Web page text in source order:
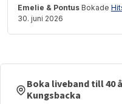
Emelie & Pontus Bokade
30. juni 2026
Boka liveband till 40
Kungsbacka